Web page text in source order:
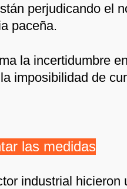
perjudicando el
paceña.
la incertidumbre
imposibilidad de
las medidas
industrial hicieron